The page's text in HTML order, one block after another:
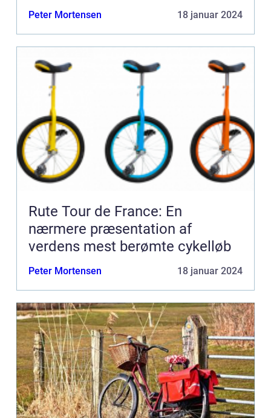
Peter Mortensen 18 januar 2024
Rute Tour de France: En
nærmere præsentation af
verdens mest berømte cykelløb
Peter Mortensen 18 januar 2024